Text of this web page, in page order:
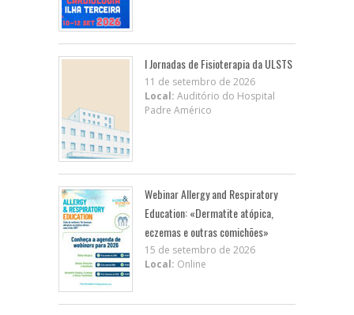
I Jornadas de Fisioterapia da ULSTS
11 de setembro de 2026
Local: Auditório do Hospital
Padre Américo
Webinar Allergy and Respiratory
Education: «Dermatite atópica,
eczemas e outras comichões»
15 de setembro de 2026
Local: Online